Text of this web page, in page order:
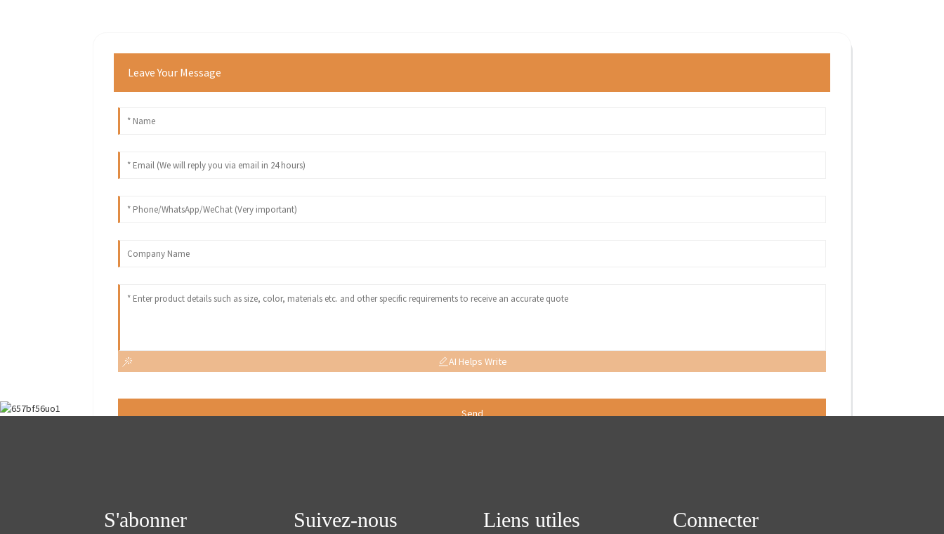
Leave Your Message
AI Helps Write
Send
S'abonner Suivez-nous Liens utiles Connecter